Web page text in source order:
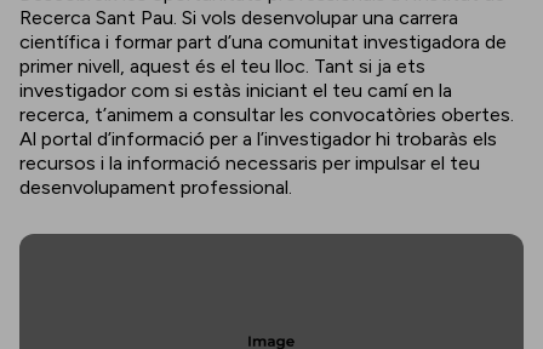
Recerca Sant Pau. Si vols desenvolupar una carrera
científica i formar part d’una comunitat investigadora de
primer nivell, aquest és el teu lloc. Tant si ja ets
investigador com si estàs iniciant el teu camí en la
recerca, t’animem a consultar les convocatòries obertes.
Al portal d’informació per a l’investigador hi trobaràs els
recursos i la informació necessaris per impulsar el teu
desenvolupament professional.